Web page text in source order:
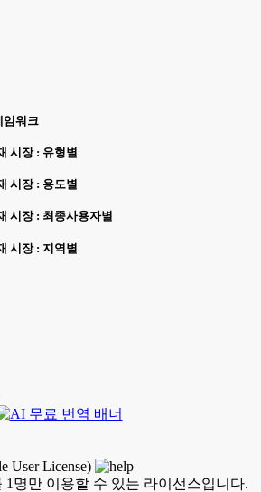
임워크
시장 : 유형별
시장 : 용도별
시장 : 최종사용자별
시장 : 지역별
User License)
1명만 이용할 수 있는 라이선스입니다.